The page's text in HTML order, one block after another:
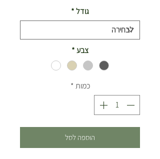
גודל*
צבע*
כמות *
הוספה לסל